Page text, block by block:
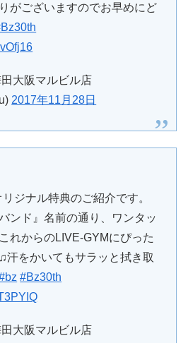
がございますのでお早めにど
大阪マルビル店
2017年11月28日
ジナル特典のご紹介です。
ンド』名前の通り、ワンタッ
れからのLIVE-GYMにぴった
汗をかいてもサラッと拭き取
#Bz30th
大阪マルビル店